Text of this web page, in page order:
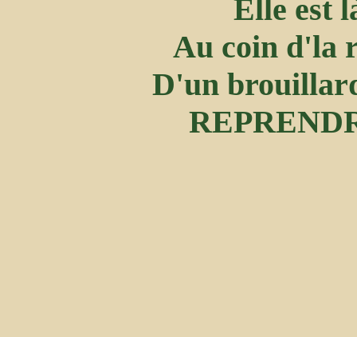
Elle est
Au coin d'la
D'un